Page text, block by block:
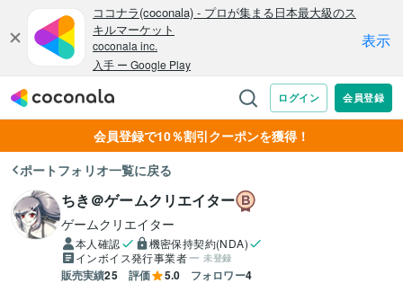
会員登録で10％割引クーポンを獲得！
ポートフォリオ一覧に戻る
ちき＠ゲームクリエイター
ゲームクリエイター
本人確認
機密保持契約(NDA)
インボイス発行事業者
未登録
販売実績25 評価 5.0 フォロワー4